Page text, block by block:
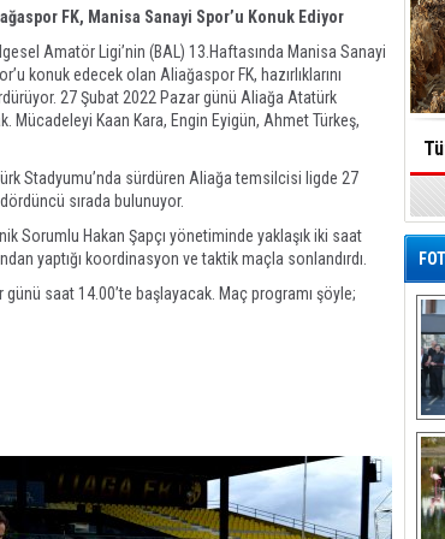
FK, Manisa Sanayi Spor’u Konuk Ediyor
Amatör Ligi’nin (BAL) 13.Haftasında Manisa Sanayi
konuk edecek olan Aliağaspor FK, hazırlıklarını
27 Şubat 2022 Pazar günü Aliağa Atatürk
Mücadeleyi Kaan Kara, Engin Eyigün, Ahmet Türkeş,
Stadyumu’nda sürdüren Aliağa temsilcisi ligde 27
sırada bulunuyor.
Sorumlu Hakan Şapçı yönetiminde yaklaşık iki saat
yaptığı koordinasyon ve taktik maçla sonlandırdı.
saat 14.00’te başlayacak. Maç programı şöyle;